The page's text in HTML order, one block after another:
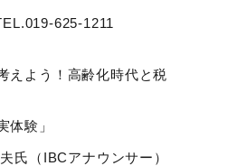
625-1211
えよう！高齢化時代と税
体験」
氏（IBCアナウンサー）